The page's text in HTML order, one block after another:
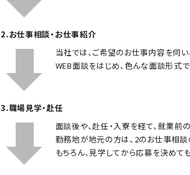
2.お仕事相談・お仕事紹介
当社では、ご希望のお仕事内容を伺
WEB面談をはじめ、色んな面談形式
3.職場見学・赴任
面談後や、赴任・入寮を経て、就業前
勤務地が地元の方は、2のお仕事相談
もちろん、見学してから応募を決めて